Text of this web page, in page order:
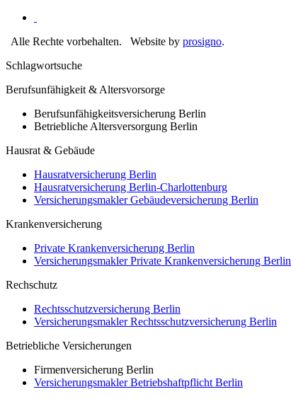
Alle Rechte vorbehalten. Website by prosigno.
Schlagwortsuche
Berufsunfähigkeit & Altersvorsorge
Berufsunfähigkeitsversicherung Berlin
Betriebliche Altersversorgung Berlin
Hausrat & Gebäude
Hausratversicherung Berlin
Hausratversicherung Berlin-Charlottenburg
Versicherungsmakler Gebäudeversicherung Berlin
Krankenversicherung
Private Krankenversicherung Berlin
Versicherungsmakler Private Krankenversicherung Berlin
Rechschutz
Rechtsschutzversicherung Berlin
Versicherungsmakler Rechtsschutzversicherung Berlin
Betriebliche Versicherungen
Firmenversicherung Berlin
Versicherungsmakler Betriebshaftpflicht Berlin